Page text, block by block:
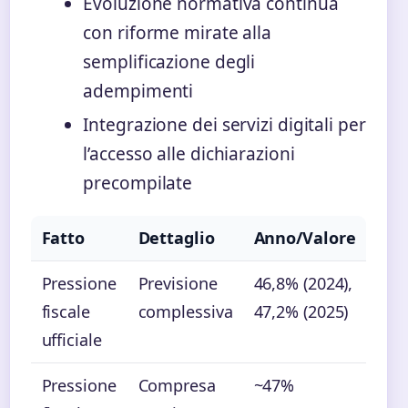
con riforme mirate alla
semplificazione degli
adempimenti
Integrazione dei servizi digitali per
l’accesso alle dichiarazioni
precompilate
Fatto Dettaglio Anno/Valore
Pressione
fiscale
ufficiale
Previsione
complessiva
46,8% (2024),
47,2% (2025)
Pressione
Compresa
~47%